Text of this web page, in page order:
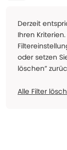
Derzeit
Ihren
oder setzen
löschen”
Alle Filter